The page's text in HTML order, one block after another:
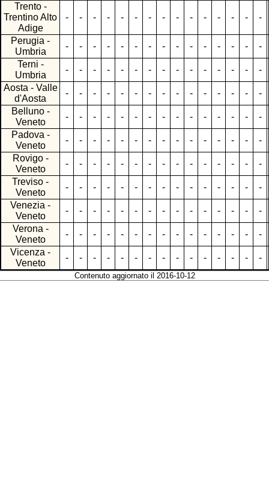
Trento -
Trentino Alto
Adige
- - - - - - - - - - - - - - -
Perugia -
Umbria
- - - - - - - - - - - - - -
-
Terni -
Umbria
- - - - - - - - - - - - - -
-
Aosta - Valle
d'Aosta
- - - - - - - - - - - - - -
-
Belluno -
Veneto
- - - - - - - - - - - - - -
-
Padova -
Veneto
- - - - - - - - - - - - - -
-
Rovigo -
Veneto
- - - - - - - - - - - - - -
-
Treviso -
Veneto
- - - - - - - - - - - - - -
-
Venezia -
Veneto
- - - - - - - - - - - - - -
-
Verona -
Veneto
- - - - - - - - - - - - - -
-
Vicenza -
Veneto
- - - - - - - - - - - - - - -
Contenuto aggiornato il 2016-10-12